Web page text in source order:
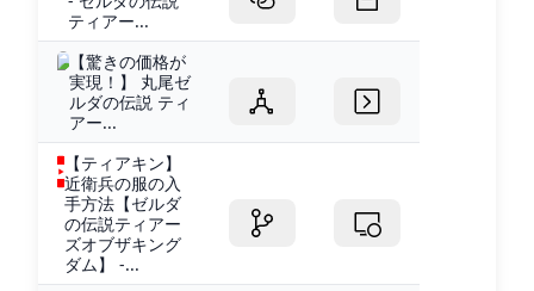
ティアー...
【驚きの価格が
実現！】 丸尾ゼ
ルダの伝説 ティ
アー...
【ティアキン】
近衛兵の服の入
手方法【ゼルダ
の伝説ティアー
ズオブザキング
ダム】 -...